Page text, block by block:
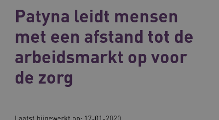
Patyna leidt mensen
met een afstand tot de
arbeidsmarkt op voor
de zorg
Laatst bijgewerkt op: 17-01-2020